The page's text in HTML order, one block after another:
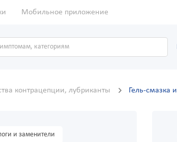
Мобильное приложение
контрацепции, лубриканты Гель-смазка
и заменители